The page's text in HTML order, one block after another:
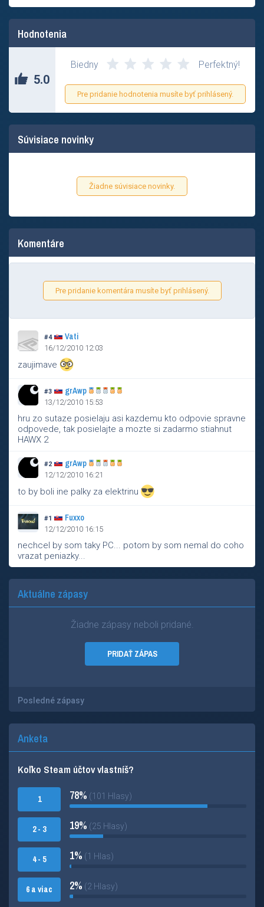
Hodnotenia
5.0
Biedny Perfektný!
Pre pridanie hodnotenia musíte byť prihlásený.
Súvisiace novinky
Žiadne súvisiace novinky.
Komentáre
Pre pridanie komentára musíte byť prihlásený.
#4 Vati
16/12/2010 12:03
zaujimave
#3 grAwp
13/12/2010 15:53
hru zo sutaze posielaju asi kazdemu kto odpovie spravne
odpovede, tak posielajte a mozte si zadarmo stiahnut
HAWX 2
#2 grAwp
12/12/2010 16:21
to by boli ine palky za elektrinu
#1 Fuxxo
12/12/2010 16:15
nechcel by som taky PC... potom by som nemal do coho
vrazat peniazky...
Aktuálne zápasy
Žiadne zápasy neboli pridané.
PRIDAŤ ZÁPAS
Posledné zápasy
Anketa
Koľko Steam účtov vlastníš?
1
2 - 3
4 - 5
6 a viac
78% (101 Hlasy)
19% (25 Hlasy)
1% (1 Hlas)
2% (2 Hlasy)